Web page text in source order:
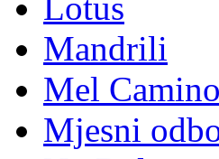
Lotus
Mandrili
Mel Camino
Mjesni